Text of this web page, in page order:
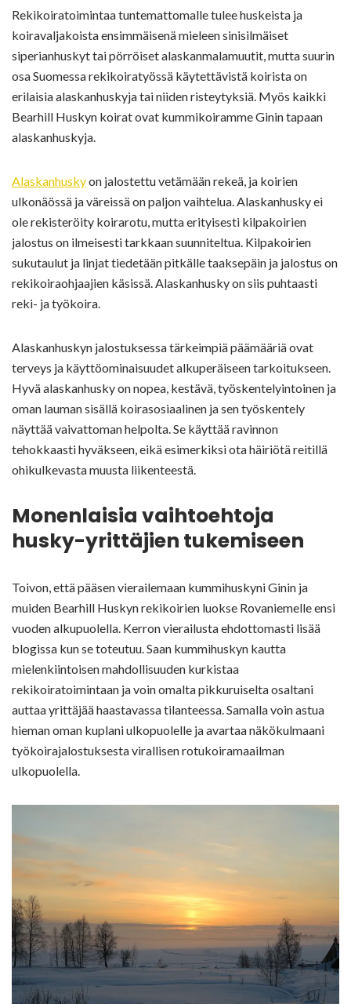
Rekikoiratoimintaa tuntemattomalle tulee huskeista ja
koiravaljakoista ensimmäisenä mieleen sinisilmäiset
siperianhuskyt tai pörröiset alaskanmalamuutit, mutta suurin
osa Suomessa rekikoiratyössä käytettävistä koirista on
erilaisia alaskanhuskyja tai niiden risteytyksiä. Myös kaikki
Bearhill Huskyn koirat ovat kummikoiramme Ginin tapaan
alaskanhuskyja.
Alaskanhuskyon jalostettu vetämään rekeä, ja koirien
ulkonäössä ja väreissä on paljon vaihtelua. Alaskanhusky ei
ole rekisteröity koirarotu, mutta erityisesti kilpakoirien
jalostus on ilmeisesti tarkkaan suunniteltua. Kilpakoirien
sukutaulut ja linjat tiedetään pitkälle taaksepäin ja jalostus on
rekikoiraohjaajien käsissä. Alaskanhusky on siis puhtaasti
reki- ja työkoira.
Alaskanhuskyn jalostuksessa tärkeimpiä päämääriä ovat
terveys ja käyttöominaisuudet alkuperäiseen tarkoitukseen.
Hyvä alaskanhusky on nopea, kestävä, työskentelyintoinen ja
oman lauman sisällä koirasosiaalinen ja sen työskentely
näyttää vaivattoman helpolta. Se käyttää ravinnon
tehokkaasti hyväkseen, eikä esimerkiksi ota häiriötä reitillä
ohikulkevasta muusta liikenteestä.
Monenlaisia vaihtoehtoja
husky-yrittäjien tukemiseen
Toivon, että pääsen vierailemaan kummihuskyni Ginin ja
muiden Bearhill Huskyn rekikoirien luokse Rovaniemelle ensi
vuoden alkupuolella. Kerron vierailusta ehdottomasti lisää
blogissa kun se toteutuu. Saan kummihuskyn kautta
mielenkiintoisen mahdollisuuden kurkistaa
rekikoiratoimintaan ja voin omalta pikkuruiselta osaltani
auttaa yrittäjää haastavassa tilanteessa. Samalla voin astua
hieman oman kuplani ulkopuolelle ja avartaa näkökulmaani
työkoirajalostuksesta virallisen rotukoiramaailman
ulkopuolella.